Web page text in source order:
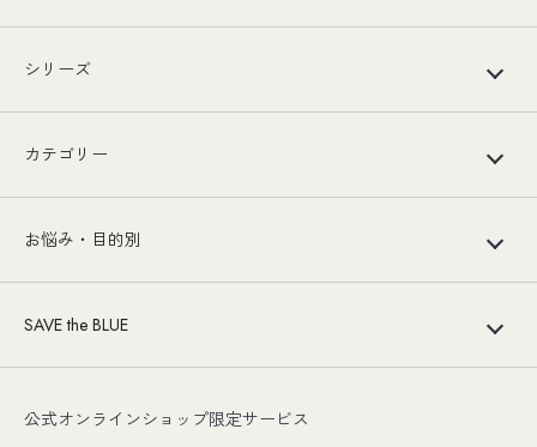
シリーズ
カテゴリー
お悩み・目的別
SAVE the BLUE
公式オンラインショップ限定サービス